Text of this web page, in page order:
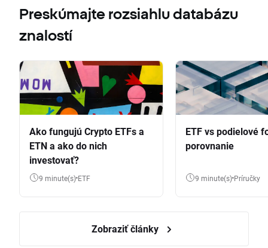
Preskúmajte rozsiahlu databázu
znalostí
Ako fungujú Crypto ETFs a
ETN a ako do nich
investovať?
9 minute(s) ETF
ETF vs podielové
porovnanie
9 minute(s) Príručky
Zobraziť články